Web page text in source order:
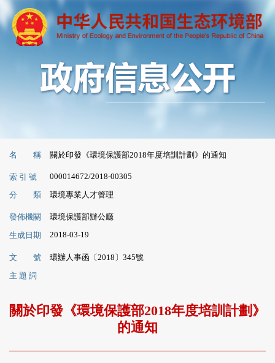
名 稱 關於印發《環境保護部2018年度培訓計劃》的通知
索 引 號 000014672/2018-00305
分 類 環境專業人才管理
發佈機關
環境保護部辦公廳
生成日期
2018-03-19
文 號
環辦人事函〔2018〕345號
主 題 詞
關於印發《環境保護部2018年度培訓計劃》
的通知